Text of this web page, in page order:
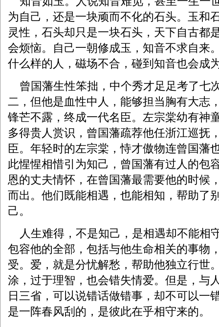
为自己，还是一块顽而不化的石头。玉和
灵性，石头却只是一块石头，天下自古都
会烦恼。自己一朝修成玉，知音不求自来
什么样的人，磁场不合，碰到知音也会成
曾国藩生性笨拙，中个秀才足足考了七
二，但他是血性中人，能够担当胸有大志
锋芒不露，终成一代名臣。左宗棠幼有神
多得贵人赏识，曾国藩疏荐他任浙江巡抚
臣。年轻时的左宗棠，恃才傲物连曾国藩
此惺惺相惜引为知己，曾国藩有过人的包
恩的丈夫情怀，在曾国藩最需要他的时候
而出。他们既能相遇，也能相知，帮助了
己。
人生难得，不是知己，是相遇却不能相
包容他的全部，包括与他生命相关的事物
受。爱，就是分忧解愁，帮助他独立行世
涂，过于理智，也会错失情爱。但是，与
日三省，可以说错话做错事，却不可以一
是一阵春风刮的，是彼此在乎相守来的。